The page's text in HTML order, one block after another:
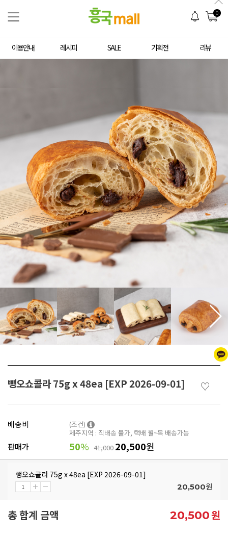
0
이용안내 레시피 SALE 기획전 리뷰
뺑오쇼콜라 75g x 48ea [EXP 2026-09-01] ♡
배송비
(조건)
제주지역 : 직배송 불가, 택배 월~목 배송가능
판매가 50% 41,00020,500원
뺑오쇼콜라 75g x 48ea [EXP 2026-09-01]
20,500원
총 합계 금액 20,500원